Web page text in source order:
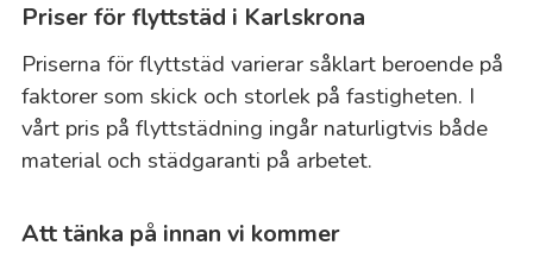
Priser för flyttstäd i Karlskrona
Priserna för flyttstäd varierar såklart beroende på
faktorer som skick och storlek på fastigheten. I
vårt pris på flyttstädning ingår naturligtvis både
material och städgaranti på arbetet.
Att tänka på innan vi kommer